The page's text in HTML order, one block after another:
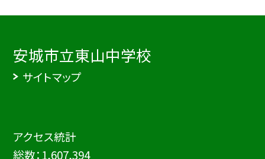
安城市立東山中学校
サイトマップ
アクセス統計
総数： 1,607,394